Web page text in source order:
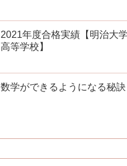
2021年度合格実績【明治大
高等学校】
数学ができるようになる秘訣